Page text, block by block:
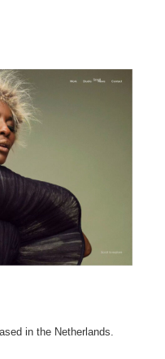
in the Netherlands.